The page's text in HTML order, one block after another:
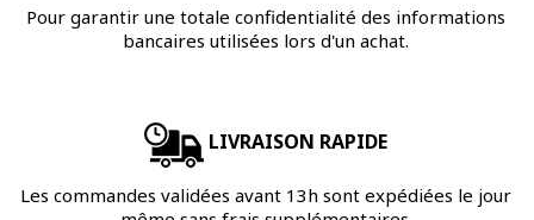
Pour garantir une totale confidentialité des informations
bancaires utilisées lors d'un achat.
LIVRAISON RAPIDE
Les commandes validées avant 13h sont expédiées le jour